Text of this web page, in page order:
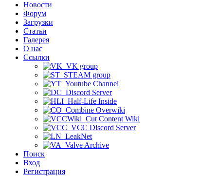
Новости
Форум
Загрузки
Статьи
Галерея
О нас
Ссылки
VK group
STEAM group
Youtube Channel
Discord Server
Half-Life Inside
Combine Overwiki
Cut Content Wiki
VCC Discord Server
LeakNet
Valve Archive
Поиск
Вход
Регистрация